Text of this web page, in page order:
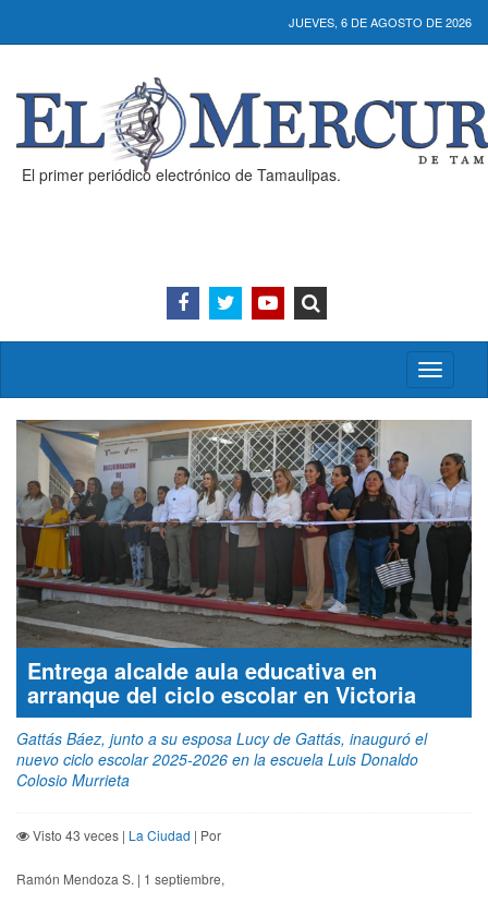
JUEVES, 6 DE AGOSTO DE 2026
El primer periódico electrónico de Tamaulipas.
Activar/
menú
Entrega alcalde aula educativa en
arranque del ciclo escolar en Victoria
Gattás Báez, junto a su esposa Lucy de Gattás, inauguró el
nuevo ciclo escolar 2025-2026 en la escuela Luis Donaldo
Colosio Murrieta
Visto 43 veces | La Ciudad | Por
Ramón Mendoza S. | 1 septiembre,